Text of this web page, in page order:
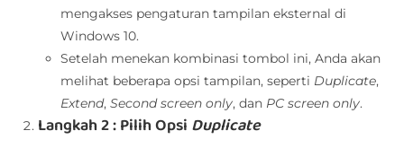
mengakses pengaturan tampilan eksternal di
Windows 10.
Setelah menekan kombinasi tombol ini, Anda akan
melihat beberapa opsi tampilan, seperti Duplicate,
Extend,Second screen only, dan PC screen only.
Langkah 2 : Pilih Opsi Duplicate